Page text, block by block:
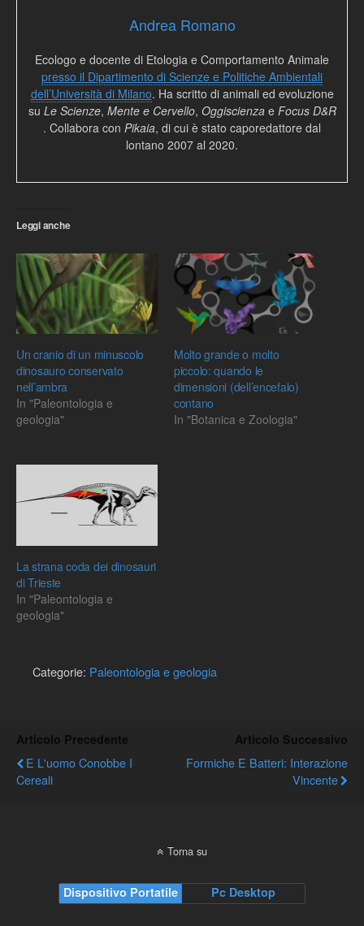
Andrea Romano
Ecologo e docente di Etologia e Comportamento Animale
presso il Dipartimento di Scienze e Politiche Ambientali
dell’Università di Milano. Ha scritto di animali ed evoluzione
su Le Scienze, Mente e Cervello, Oggiscienzae Focus D&R
. Collabora con Pikaia, di cui è stato caporedattore dal
lontano 2007 al 2020.
Leggi anche
Un cranio di un minuscolo
dinosauro conservato
nell’ambra
In "Paleontologia e
geologia"
Molto grande o molto
piccolo: quando le
dimensioni (dell’encefalo)
contano
In "Botanica e Zoologia"
La strana coda dei dinosauri
di Trieste
In "Paleontologia e
geologia"
Categorie: Paleontologia e geologia
Articolo Precedente
E L'uomo Conobbe I
Cereali
Articolo Successivo
Formiche E Batteri: Interazione
Vincente
Torna su
Dispositivo Portatile Pc Desktop